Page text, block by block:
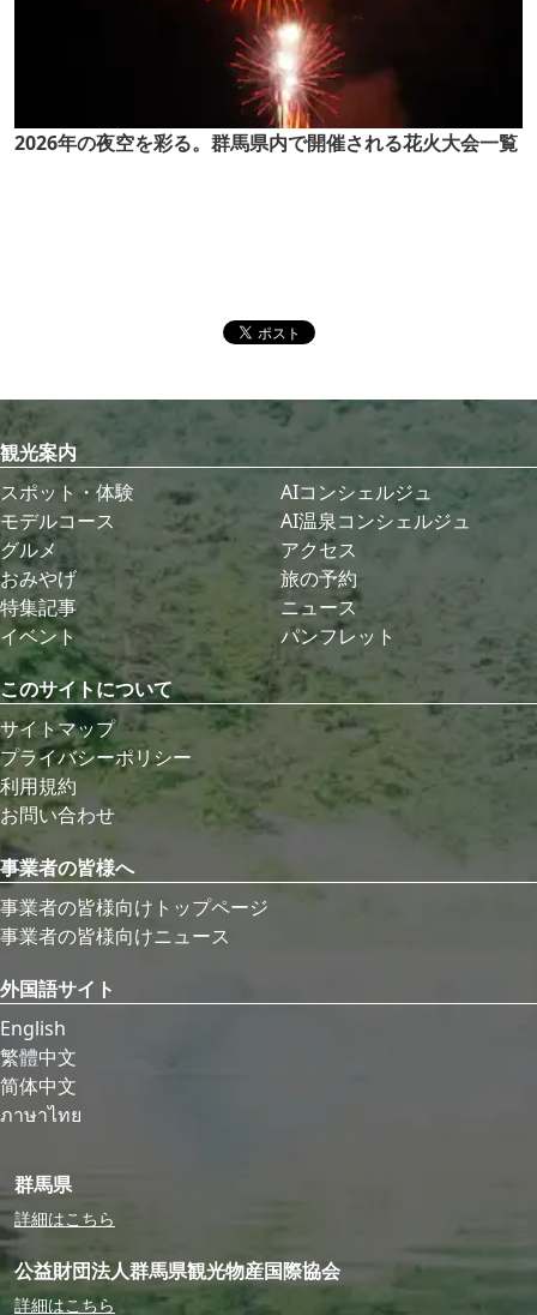
2026年の夜空を彩る。群馬県内で開催される花火大会一覧
観光案内
スポット・体験
モデルコース
グルメ
おみやげ
特集記事
イベント
AIコンシェルジュ
AI温泉コンシェルジュ
アクセス
旅の予約
ニュース
パンフレット
このサイトについて
サイトマップ
プライバシーポリシー
利用規約
お問い合わせ
事業者の皆様へ
事業者の皆様向けトップページ
事業者の皆様向けニュース
外国語サイト
English
繁體中文
简体中文
ภาษาไทย
群馬県
詳細はこちら
公益財団法人群馬県観光物産国際協会
詳細はこちら